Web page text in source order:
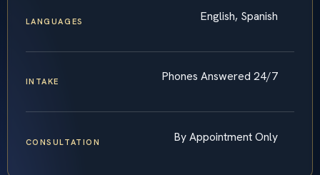
LANGUAGES English, Spanish
INTAKE Phones Answered 24/7
CONSULTATION By Appointment Only